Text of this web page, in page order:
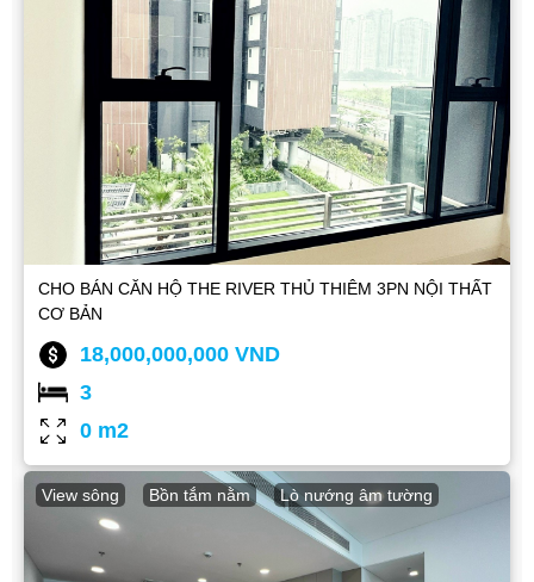
CHO BÁN CĂN HỘ THE RIVER THỦ THIÊM 3PN NỘI THẤT
CƠ BẢN
18,000,000,000 VND
3
0 m2
View sông Bồn tắm nằm Lò nướng âm tường